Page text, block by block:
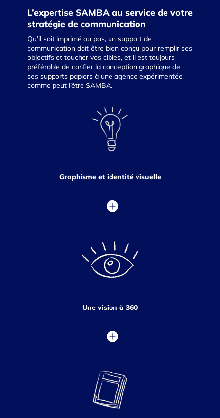
L’expertise SAMBA au service de votre
stratégie de communication
Qu’il soit imprimé ou pas, un support de
communication doit être bien conçu pour remplir ses
objectifs et toucher vos cibles, et il est toujours
préférable de confier la conception graphique de
ses supports papiers à une agence expérimentée
comme peut l’être SAMBA.
Graphisme et identité visuelle
Une vision à 360